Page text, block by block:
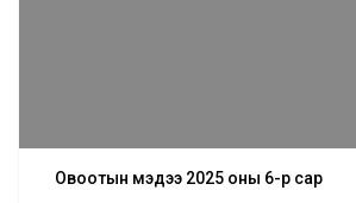
Овоотын мэдээ 2025 оны 6-р сар